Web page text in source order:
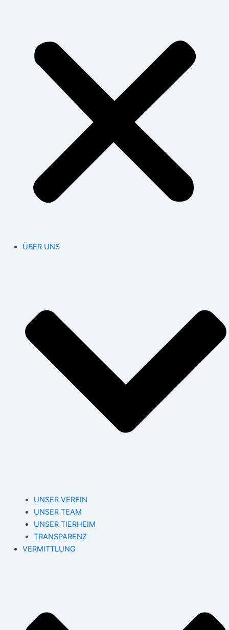
ÜBER UNS
UNSER VEREIN
UNSER TEAM
UNSER TIERHEIM
TRANSPARENZ
VERMITTLUNG